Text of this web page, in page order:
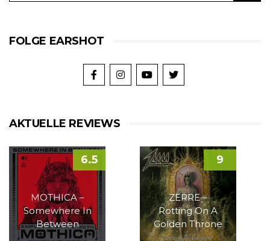
FOLGE EARSHOT
AKTUELLE REVIEWS
MOTHICA –
Somewhere In
Between
6.5
ZERRE –
Rotting On A
Golden Throne
9